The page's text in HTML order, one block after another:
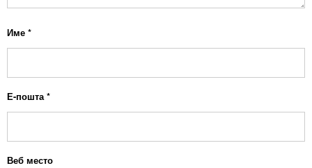
Име *
Е-пошта*
Веб место